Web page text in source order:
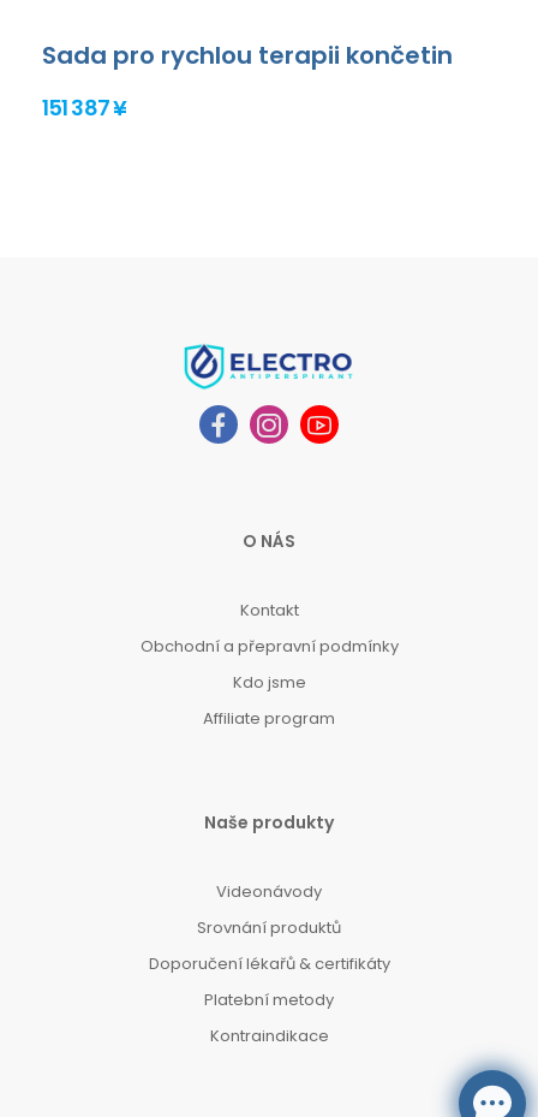
Sada pro rychlou terapii končetin
151 387 ¥
O NÁS
Kontakt
Obchodní a přepravní podmínky
Kdo jsme
Affiliate program
Naše produkty
Videonávody
Srovnání produktů
Doporučení lékařů & certifikáty
Platební metody
Kontraindikace